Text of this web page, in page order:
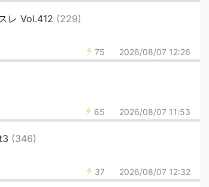
レ Vol.412 (229)
75 2026/08/07 12:26
65 2026/08/07 11:53
(346)
37 2026/08/07 12:32